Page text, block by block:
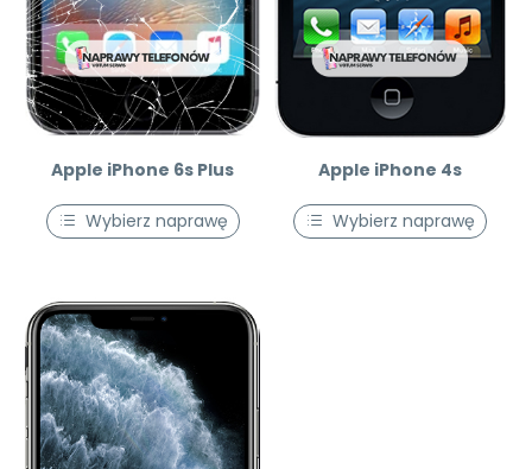
Apple iPhone 6s Plus
Wybierz naprawę
Apple iPhone 4s
Wybierz naprawę